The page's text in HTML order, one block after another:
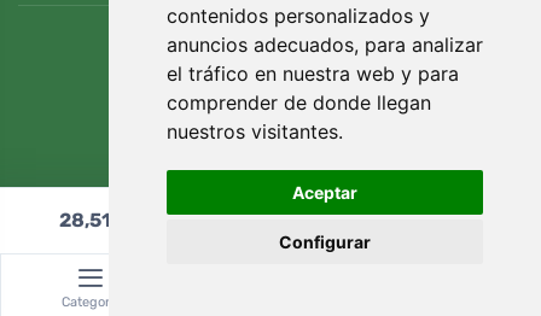
contenidos personalizados y
anuncios adecuados, para analizar
el tráfico en nuestra web y para
comprender de donde llegan
nuestros visitantes.
Aceptar
Configurar
28,51 Añadir al carrito
Categoría